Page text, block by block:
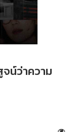
จน์ว่าความ